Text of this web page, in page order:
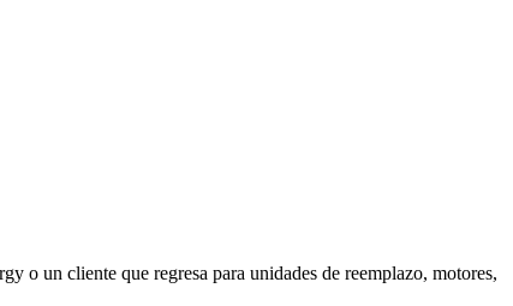
o un cliente que regresa para unidades de reemplazo, motores,